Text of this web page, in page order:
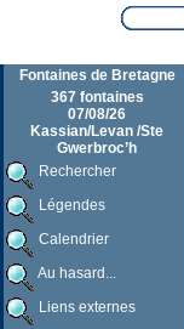
Fontaines de Bretagne
367 fontaines
07/08/26
Kassian/Levan /Ste
Gwerbroc’h
Rechercher
Légendes
Calendrier
Au hasard...
Liens externes